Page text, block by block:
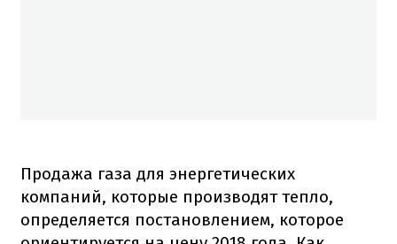
Продажа газа для энергетических
компаний, которые производят тепло,
определяется постановлением, которое